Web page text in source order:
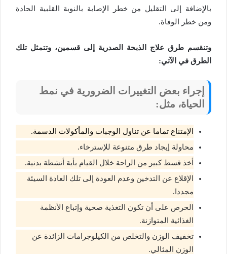
بالإضافة إلى التقليل من خطر الإصابة بالنوبة القلبية الحادة
ومن خطر الوفاة.
وتنقسم طرق علاج الذبحة الصدرية إلى قسمين، وتتمثل تلك
الطرق في الآتي:
إجراء بعض التغييرات الضرورية في نمط
الحياة، مثل:
الإمتناع تماما عن تناول الوجبات والمأكولات الدسمة.
محاولة إيجاد طرق متنوعة للإسترخاء.
أخذ قسط كبير من الراحة خلال القيام بأية أنشطة بدنية.
الإقلاع عن التدخين وعدم العودة إلى تلك العادة السيئة
مجددا.
الحرص على أن تكون التغذية صحية وإتباع الأنظمة
الغذائية المتوازنة.
تخفيف الوزن والتخلص من الكيلوجرامات الزائدة عن
الوزن المثالي.